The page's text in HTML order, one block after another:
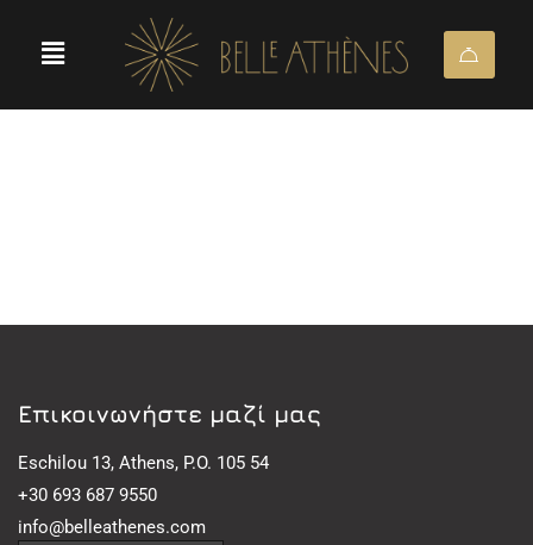
Eπικοινωνήστε μαζί μας
Eschilou 13, Athens, P.O. 105 54
+30 693 687 9550
info@belleathenes.com